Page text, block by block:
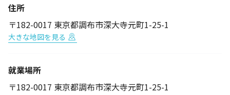
住所
〒182-0017 東京都調布市深大寺元町1-25-1
大きな地図を見る
就業場所
〒182-0017 東京都調布市深大寺元町1-25-1